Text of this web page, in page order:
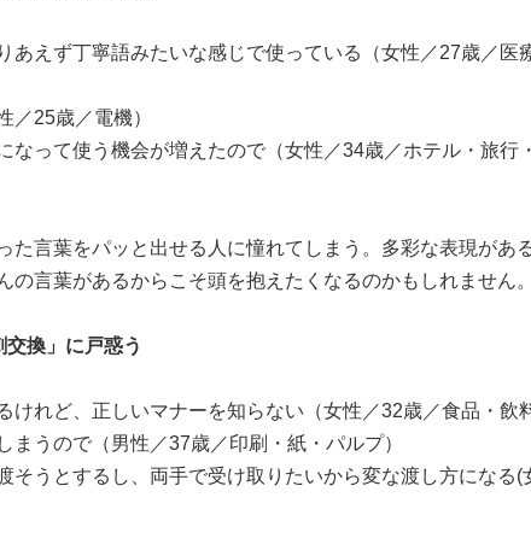
あえず丁寧語みたいな感じで使っている（女性／27歳／医
／25歳／電機）
なって使う機会が増えたので（女性／34歳／ホテル・旅行
た言葉をパッと出せる人に憧れてしまう。多彩な表現があ
の言葉があるからこそ頭を抱えたくなるのかもしれません。
換」に戸惑う
けれど、正しいマナーを知らない（女性／32歳／食品・飲
まうので（男性／37歳／印刷・紙・パルプ）
そうとするし、両手で受け取りたいから変な渡し方になる(